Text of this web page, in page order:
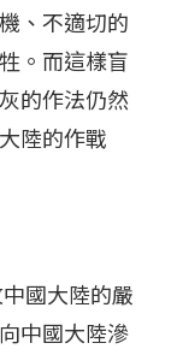
、不適切的
。而這樣盲
的作法仍然
陸的作戰
國大陸的嚴
中國大陸滲